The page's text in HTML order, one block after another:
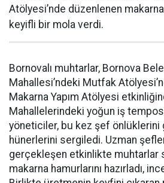
Atölyesi’nde düzenlenen
keyifli bir mola verdi.
Bornovalı muhtarlar, Bornova
Mahallesi’ndeki Mutfak
Makarna Yapım Atölyesi
Mahallelerindeki yoğun iş
yöneticiler, bu kez şef
hünerlerini sergiledi. Uzman
gerçekleşen etkinlikte muhtarlar
makarna hamurlarını hazırladı,